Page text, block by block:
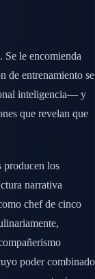
Se le encomienda
de entrenamiento se
inteligencia— y
que revelan que
producen los
narrativa
chef de cinco
poder combinado